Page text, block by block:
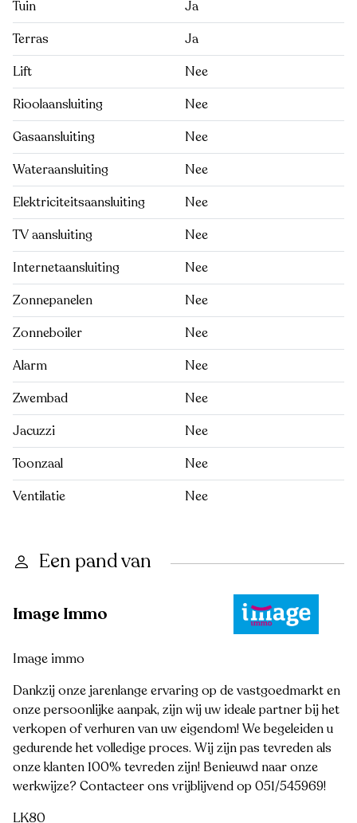
Tuin
Ja
Terras
Ja
Lift
Nee
Rioolaansluiting
Nee
Gasaansluiting
Nee
Wateraansluiting
Nee
Elektriciteitsaansluiting
Nee
TV aansluiting
Nee
Internetaansluiting
Nee
Zonnepanelen
Nee
Zonneboiler
Nee
Alarm
Nee
Zwembad
Nee
Jacuzzi
Nee
Toonzaal
Nee
Ventilatie
Nee
Een pand van
Image Immo
Image immo
Dankzij onze jarenlange ervaring op de vastgoedmarkt en
onze persoonlijke aanpak, zijn wij uw ideale partner bij het
verkopen of verhuren van uw eigendom! We begeleiden u
gedurende het volledige proces. Wij zijn pas tevreden als
onze klanten 100% tevreden zijn! Benieuwd naar onze
werkwijze? Contacteer ons vrijblijvend op 051/545969!
LK80